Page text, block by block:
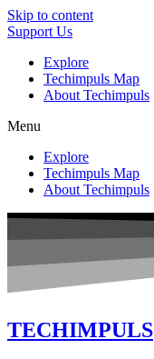
Skip to content
Support Us
Explore
Techimpuls Map
About Techimpuls
Menu
Explore
Techimpuls Map
About Techimpuls
TECHIMPULS